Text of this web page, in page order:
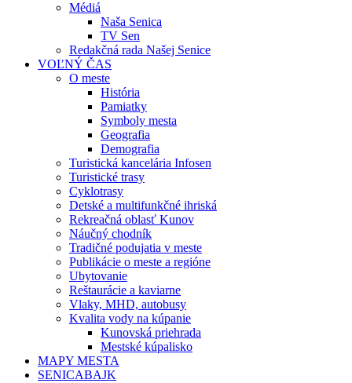
Médiá
Naša Senica
TV Sen
Redakčná rada Našej Senice
VOĽNÝ ČAS
O meste
História
Pamiatky
Symboly mesta
Geografia
Demografia
Turistická kancelária Infosen
Turistické trasy
Cyklotrasy
Detské a multifunkčné ihriská
Rekreačná oblasť Kunov
Náučný chodník
Tradičné podujatia v meste
Publikácie o meste a regióne
Ubytovanie
Reštaurácie a kaviarne
Vlaky, MHD, autobusy
Kvalita vody na kúpanie
Kunovská priehrada
Mestské kúpalisko
MAPY MESTA
SENICABAJK